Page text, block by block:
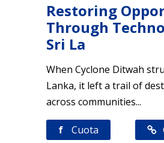
Restoring
Through
Sri La
When Cyclone Ditwah
Lanka, it left a trail of
across communities...
f Cuota